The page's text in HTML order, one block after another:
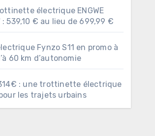
électrique ENGWE
: 539,10 € au lieu de 699,99 €
Fynzo S11 en promo à
60 km d’autonomie
: une trottinette électrique
les trajets urbains